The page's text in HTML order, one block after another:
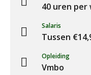
40 uren per
Salaris
Tussen
Opleiding
Vmbo